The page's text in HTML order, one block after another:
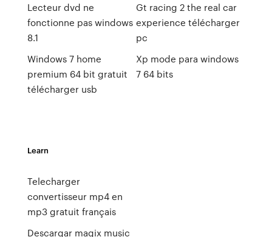
Lecteur dvd ne
fonctionne pas windows
8.1
Windows 7 home
premium 64 bit gratuit
télécharger usb
Gt racing 2 the real car
experience télécharger
pc
Xp mode para windows
7 64 bits
Learn
Telecharger
convertisseur mp4 en
mp3 gratuit français
Descargar magix music